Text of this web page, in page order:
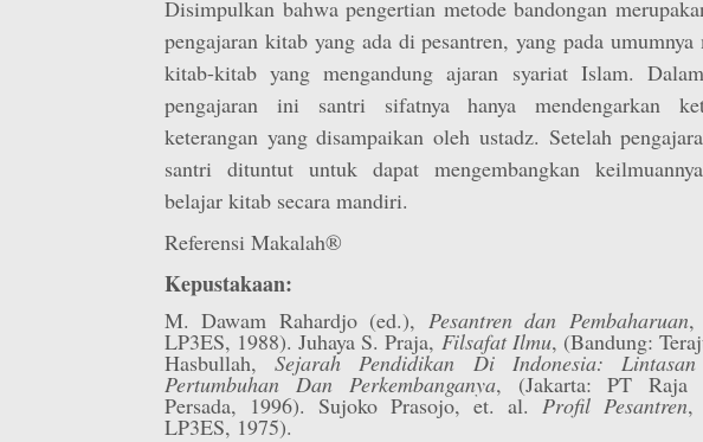
Disimpulkan bahwa pengertian metode bandongan
pengajaran kitab yang ada di pesantren, yang pada umumnya
kitab-kitab yang mengandung ajaran syariat Islam.
pengajaran ini santri sifatnya hanya mendengarkan
keterangan yang disampaikan oleh ustadz. Setelah
santri dituntut untuk dapat mengembangkan
belajar kitab secara mandiri.
Referensi Makalah®
Kepustakaan:
M. Dawam Rahardjo (ed.), Pesantren dan Pembaharuan,
LP3ES, 1988). Juhaya S. Praja, Filsafat Ilmu, (Bandung:
Hasbullah,Sejarah Pendidikan Di Indonesia:
Pertumbuhan Dan Perkembanganya, (Jakarta: PT Raja
Persada, 1996). Sujoko Prasojo, et. al. Profil Pesantren,
LP3ES, 1975).